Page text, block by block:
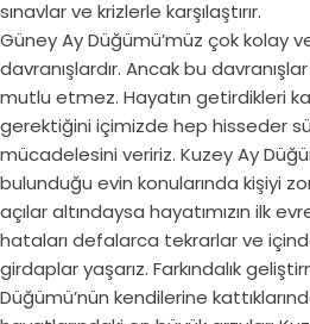
sınavlar ve krizlerle karşılaştırır.
Güney Ay Düğümü’müz çok kolay
davranışlardır. Ancak bu
mutlu etmez. Hayatın getirdikleri
gerektiğini içimizde hep hisseder
mücadelesini veririz. Kuzey Ay
bulunduğu evin konularında kişiyi
açılar altındaysa hayatımızın ilk
hataları defalarca tekrarlar ve
girdaplar yaşarız. Farkındalık
Düğümü’nün kendilerine